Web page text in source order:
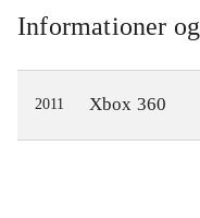
udfører tricks,
sponsorerne
øjnene op for
fløjet op til
helikopter, og
Informationer
2011 Xbox 360